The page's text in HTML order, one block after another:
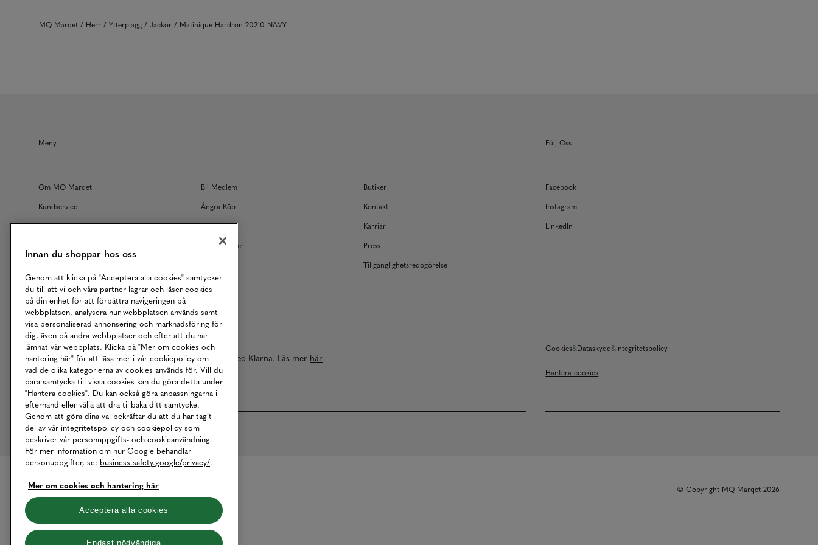
MQ Marqet Herr Ytterplagg Jackor Matinique Hardron 20210 NAVY
Meny
Om MQ Marqet Bli Medlem
Butiker
Kundservice
Ångra Köp
Kontakt
Returer
Köpvillkor
Karriär
Våra Tjänster
Press
Tillgänglighetsredogörelse
Följ Oss
Facebook
Instagram
LinkedIn
Betalningar online sköts i samarbete med Klarna. Läs mer här
Cookies Dataskydd Integritetspolicy
Hantera cookies
© Copyright MQ Marqet 2026
Innan du shoppar hos oss
Genom att klicka på "Acceptera alla cookies" samtycker
du till att vi och våra partner lagrar och läser cookies
på din enhet för att förbättra navigeringen på
webbplatsen, analysera hur webbplatsen används samt
visa personaliserad annonsering och marknadsföring för
dig, även på andra webbplatser och efter att du har
lämnat vår webbplats. Klicka på "Mer om cookies och
hantering här" för att läsa mer i vår cookiepolicy om
vad de olika kategorierna av cookies används för. Vill du
bara samtycka till vissa cookies kan du göra detta under
"Hantera cookies". Du kan också göra anpassningarna i
efterhand eller välja att dra tillbaka ditt samtycke.
Genom att göra dina val bekräftar du att du har tagit
del av vår integritetspolicy och cookiepolicy som
beskriver vår personuppgifts- och cookieanvändning.
För mer information om hur Google behandlar
personuppgifter, se: business.safety.google/privacy/.
Mer om cookies och hantering här
Acceptera alla cookies
Endast nödvändiga